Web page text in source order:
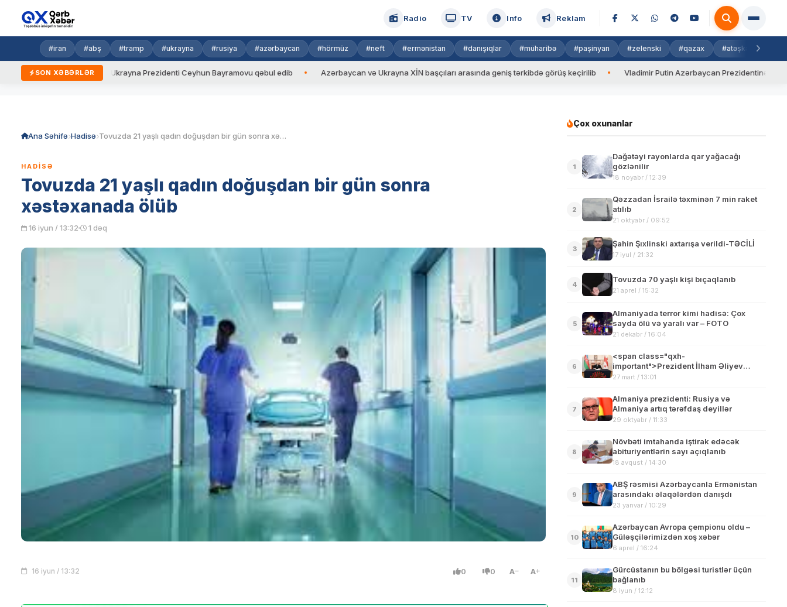
Radio TV Info Reklam
#iran #abş #tramp #ukrayna #rusiya #azərbaycan #hörmüz #neft #ermənistan #danışıqlar #müharibə #paşinyan #zelenski #qazax #atəşkəs
SON XƏBƏRLƏR
yeni qaydalar Ukrayna Prezidenti Ceyhun Bayramovu qəbul edib Azərbaycan və Ukrayna XİN başçıları arasında geniş tərkibdə görüş keçirilib Vladimir Putin Azərbaycan Prezidentinə zəng edib
Ana Səhifə Hadisə Tovuzda 21 yaşlı qadın doğuşdan bir gün sonra xəstəxanada ölüb
HADISƏ
Tovuzda 21 yaşlı qadın doğuşdan bir gün sonra
xəstəxanada ölüb
16 iyun / 13:32 1 dəq
16 iyun / 13:32 0 0 A A
Çox oxunanlar
1
Dağətəyi rayonlarda qar yağacağı
gözlənilir
18 noyabr / 12:39
2
Qəzzadan İsrailə təxminən 7 min raket
atılıb
21 oktyabr / 09:52
3
Şahin Şıxlinski axtarışa verildi-TƏCİLİ
17 iyul / 21:32
4
Tovuzda 70 yaşlı kişi bıçaqlanıb
21 aprel / 15:32
5
Almaniyada terror kimi hadisə: Çox
sayda ölü və yaralı var – FOTO
21 dekabr / 16:04
6
<span class="qxh-
important">Prezident İlham Əliyev
Gürcüstan səfirliyinə gəlib başsağlığı
27 mart / 13:01
7
Almaniya prezidenti: Rusiya və
Almaniya artıq tərəfdaş deyillər
29 oktyabr / 11:33
8
Növbəti imtahanda iştirak edəcək
abituriyentlərin sayı açıqlanıb
18 avqust / 14:30
9
ABŞ rəsmisi Azərbaycanla Ermənistan
arasındakı əlaqələrdən danışdı
23 yanvar / 10:29
10
Azərbaycan Avropa çempionu oldu –
Güləşçilərimizdən xoş xəbər
6 aprel / 16:24
11
Gürcüstanın bu bölgəsi turistlər üçün
bağlanıb
8 iyun / 12:12